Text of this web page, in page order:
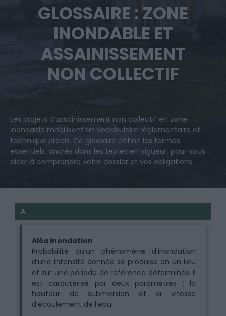
GLOSSAIRE : ZONE
INONDABLE ET
ASSAINISSEMENT
NON COLLECTIF
Les projets d’assainissement non collectif en zone
inondable mobilisent un vocabulaire réglementaire et
technique précis. Ce glossaire définit les termes
essentiels, ancrés dans les textes en vigueur, pour vous
aider à comprendre votre dossier et vos obligations.
A
Aléa inondation
Probabilité qu’un phénomène d’inondation
d’une intensité donnée se produise en un lieu
et sur une période de référence déterminés. Il
est caractérisé par deux paramètres : la
hauteur de submersion et la vitesse
d’écoulement de l’eau.